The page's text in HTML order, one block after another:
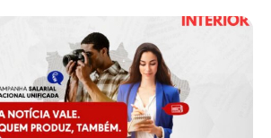
de jornais e revistas do interior